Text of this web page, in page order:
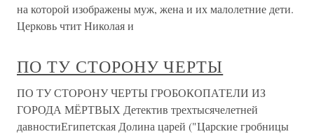
на которой изображены муж, жена и их малолетние дети.
Церковь чтит Николая и
ПО ТУ СТОРОНУ ЧЕРТЫ
ПО ТУ СТОРОНУ ЧЕРТЫ ГРОБОКОПАТЕЛИ ИЗ
ГОРОДА МЁРТВЫХ Детектив трехтысячелетней
давностиЕгипетская Долина царей ("Царские гробницы